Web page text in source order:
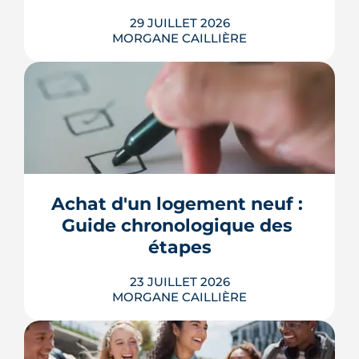
29 JUILLET 2026
MORGANE CAILLIÈRE
Combien rapporte une place de
parking à Bordeaux ? Prix de location
par quartier, calcul du rendement,
louer.
LIRE L'ARTICLE
Achat d'un logement neuf :
Guide chronologique des
étapes
23 JUILLET 2026
MORGANE CAILLIÈRE